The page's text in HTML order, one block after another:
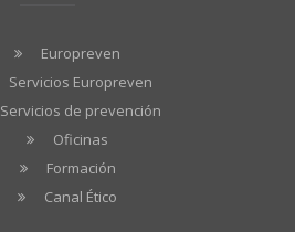
Europreven
Servicios Europreven
Servicios de prevención
Oficinas
Formación
Canal Ético